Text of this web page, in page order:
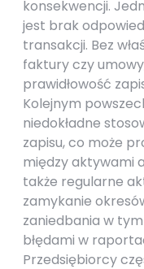
konsekwencji.
jest brak
transakcji. Bez
faktury czy
prawidłowość
Kolejnym
niedokładne
zapisu, co może
między aktywami
także regularne
zamykanie
zaniedbania w
błędami w
Przedsiębiorcy